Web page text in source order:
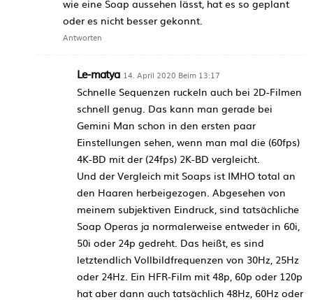
wie eine Soap aussehen lässt, hat es so geplant
oder es nicht besser gekonnt.
Antworten
Le-matya 14. April 2020 Beim 13:17
Schnelle Sequenzen ruckeln auch bei 2D-Filmen
schnell genug. Das kann man gerade bei
Gemini Man schon in den ersten paar
Einstellungen sehen, wenn man mal die (60fps)
4K-BD mit der (24fps) 2K-BD vergleicht.
Und der Vergleich mit Soaps ist IMHO total an
den Haaren herbeigezogen. Abgesehen von
meinem subjektiven Eindruck, sind tatsächliche
Soap Operas ja normalerweise entweder in 60i,
50i oder 24p gedreht. Das heißt, es sind
letztendlich Vollbildfrequenzen von 30Hz, 25Hz
oder 24Hz. Ein HFR-Film mit 48p, 60p oder 120p
hat aber dann auch tatsächlich 48Hz, 60Hz oder